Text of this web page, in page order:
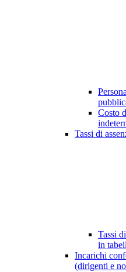
Costo
Tassi di
Tassi
in
Incarichi
(dirigenti e